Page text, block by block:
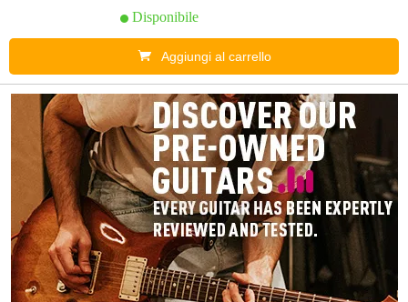
Disponibile
Aggiungi al carrello